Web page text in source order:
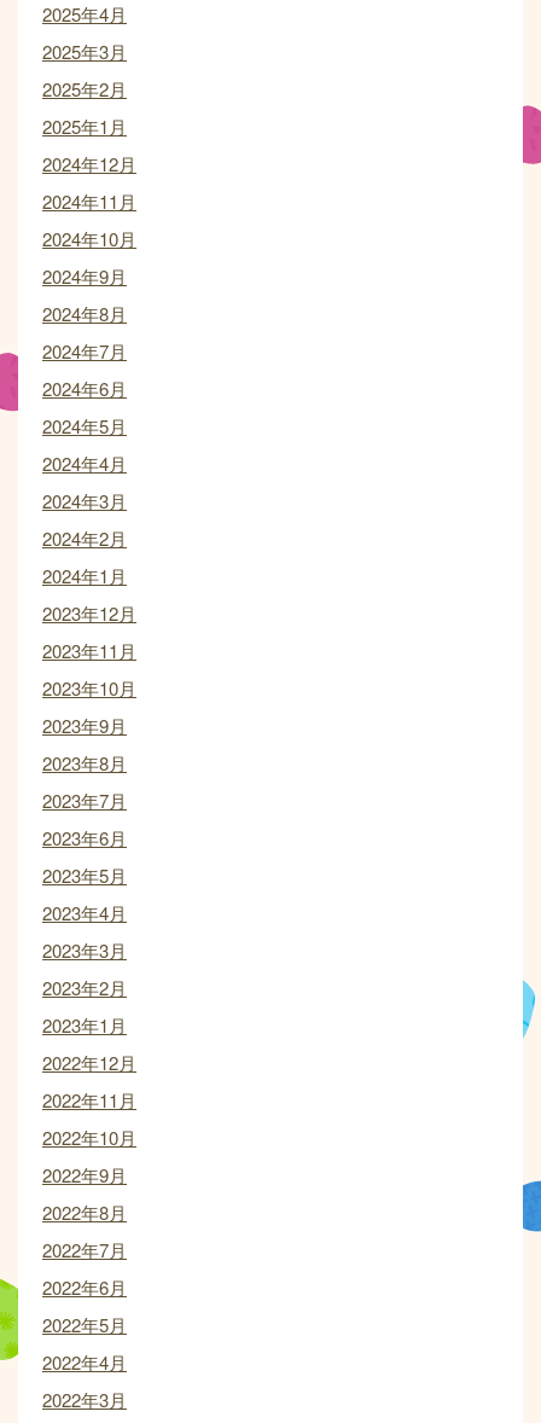
2025年4月
2025年3月
2025年2月
2025年1月
2024年12月
2024年11月
2024年10月
2024年9月
2024年8月
2024年7月
2024年6月
2024年5月
2024年4月
2024年3月
2024年2月
2024年1月
2023年12月
2023年11月
2023年10月
2023年9月
2023年8月
2023年7月
2023年6月
2023年5月
2023年4月
2023年3月
2023年2月
2023年1月
2022年12月
2022年11月
2022年10月
2022年9月
2022年8月
2022年7月
2022年6月
2022年5月
2022年4月
2022年3月